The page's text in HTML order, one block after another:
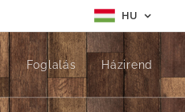
HU
Foglalás Házirend